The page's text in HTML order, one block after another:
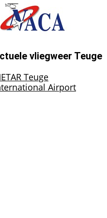
vliegweer Teuge
Teuge
Airport